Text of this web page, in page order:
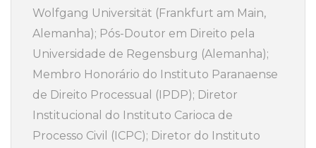
Wolfgang Universität (Frankfurt am Main,
Alemanha); Pós-Doutor em Direito pela
Universidade de Regensburg (Alemanha);
Membro Honorário do Instituto Paranaense
de Direito Processual (IPDP); Diretor
Institucional do Instituto Carioca de
Processo Civil (ICPC); Diretor do Instituto